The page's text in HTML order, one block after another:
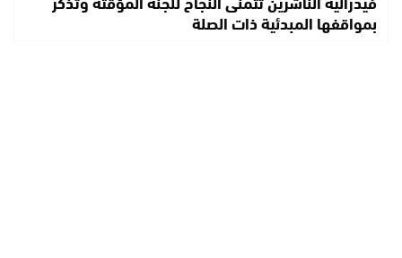
بمواقفها المبدئية ذات الصلة